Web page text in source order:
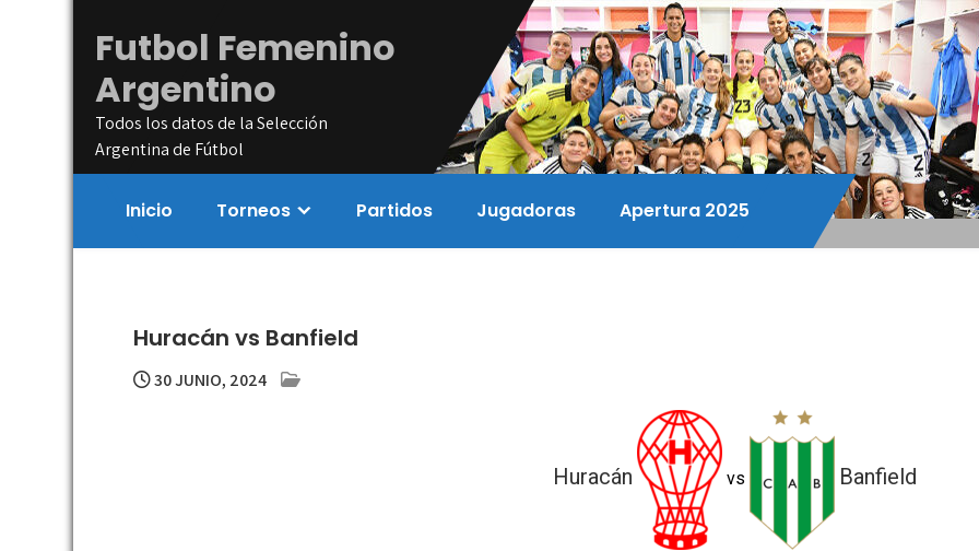
Futbol Femenino
Argentino
Todos los datos de la Selección
Argentina de Fútbol
Inicio Torneos Partidos Jugadoras Apertura 2025
Huracán vs Banfield
30 JUNIO, 2024
Huracán vs Banfield